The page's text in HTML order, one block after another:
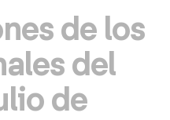
de los
del
de